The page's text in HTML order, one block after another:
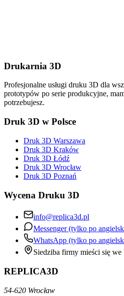
Drukarnia 3D
Profesjonalne usługi druku 3D dla
prototypów po serie produkcyjne,
potrzebujesz.
Druk 3D w Polsce
Druk 3D Warszawa
Druk 3D Kraków
Druk 3D Łódź
Druk 3D Wrocław
Druk 3D Poznań
Wycena Druku 3D
info@replica3d.pl
Messenger (tylko po
WhatsApp (tylko po
Siedziba firmy mieści się we
REPLICA3D
54-620 Wrocław